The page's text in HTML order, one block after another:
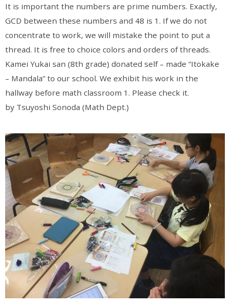
It is important the numbers are prime numbers. Exactly,
GCD between these numbers and 48 is 1. If we do not
concentrate to work, we will mistake the point to put a
thread. It is free to choice colors and orders of threads.
Kamei Yukai san (8th grade) donated self – made “Itokake
– Mandala” to our school. We exhibit his work in the
hallway before math classroom 1. Please check it.
by Tsuyoshi Sonoda (Math Dept.)